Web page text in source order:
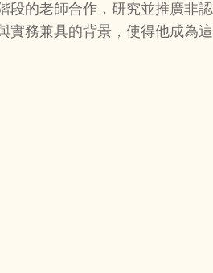
的老師合作，研究並推廣非
務兼具的背景，使得他成為